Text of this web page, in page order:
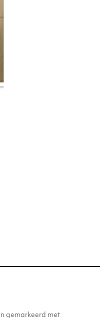
gemarkeerd met